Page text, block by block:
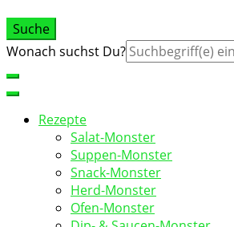
Suche
Suche
Wonach suchst Du?
Rezepte
Salat-Monster
Suppen-Monster
Snack-Monster
Herd-Monster
Ofen-Monster